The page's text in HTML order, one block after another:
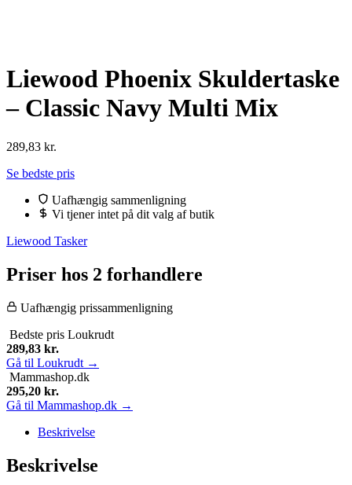
Liewood Phoenix Skuldertaske
– Classic Navy Multi Mix
289,83 kr.
Se bedste pris
Uafhængig sammenligning
Vi tjener intet på dit valg af butik
Liewood Tasker
Priser hos 2 forhandlere
Uafhængig prissammenligning
Bedste pris Loukrudt
289,83 kr.
Gå til Loukrudt →
Mammashop.dk
295,20 kr.
Gå til Mammashop.dk →
Beskrivelse
Beskrivelse